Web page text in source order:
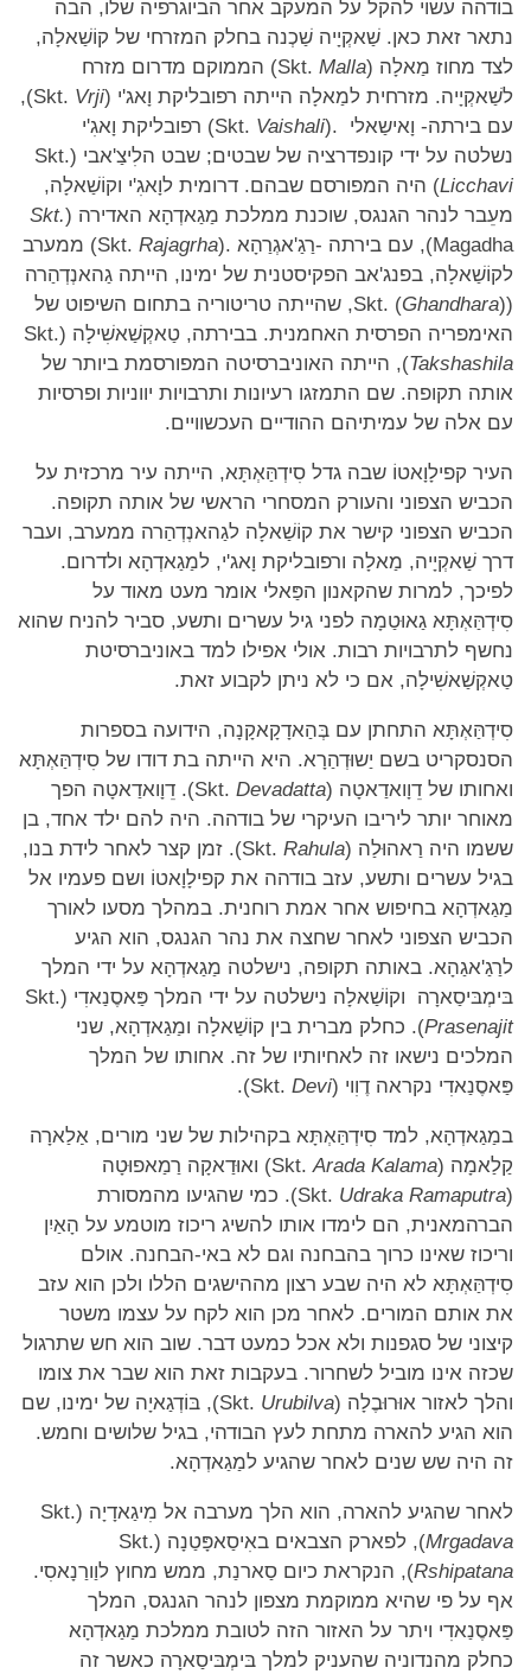
בודהה עשוי להקל על המעקב אחר הביוגרפיה שלו, הבה
נתאר זאת כאן. שַׁאקְיָיה שַׁכְנה בחלק המזרחי של קוֹשַׁאלָה,
לצד מחוז מַאלָה (Skt.Malla
) הממוקם מדרום מזרח
לשַׁאקְיָיה. מזרחית למַאלָה הייתה רפובליקת וָאג'י (Skt.Vrji
),
עם בירתה- וָאישַאלי .(Skt.Vaishali
) רפובליקת וָאגִ'י
נשלטה על ידי קונפדרציה של שבטים; שבט הלִיצַ'אבי (Skt.
Licchavi) היה המפורסם שבהם. דרומית לוָאגִ'י וקוֹשַׁאלָה,
מעֵבר לנהר הגנגס, שוכנת ממלכת מַגַאדְהָא האדירה (Skt.
Magadha), עם בירתה -רַגַ'אגְרַהָא .(Skt.
Rajagrha
) ממערב
לקוֹשַׁאלָה, בפנג'אב הפקיסטנית של ימינו, הייתה גַהאנְדְהַרה
(Skt. (
Ghandhara
), שהייתה טריטוריה בתחום השיפוט של
האימפריה הפרסית האחמנית. בבירתה, טַאקְשַׁאשִׁילָה (Skt.
Takshashila), הייתה האוניברסיטה המפורסמת ביותר של
אותה תקופה. שם התמזגו רעיונות ותרבויות יווניות ופרסיות
עם אלה של עמיתיהם ההודיים העכשוויים.
העיר קפילָוָאטוֹ שבה גדל סִידְהַּאְתָּא, הייתה עיר מרכזית על
הכביש הצפוני והעורק המסחרי הראשי של אותה תקופה.
הכביש הצפוני קישר את קוֹשַׁאלָה לגַהאנְדְהַרה ממערב, ועבר
דרך שַׁאקְיָיה, מַאלָה ורפובליקת וָאג'י, למַגַאדְהָא ולדרום.
לפיכך, למרות שהקאנון הפַּאלי אומר מעט מאוד על
סִידְהַּאְתָּא גַאוּטַמָה לפני גיל עשרים ותשע, סביר להניח שהוא
נחשף לתרבויות רבות. אולי אפילו למד באוניברסיטת
טַאקְשַׁאשִׁילָה, אם כי לא ניתן לקבוע זאת.
סִידְהַּאְתָּא התחתן עם בְּהַאדָקָאקָנָה, הידועה בספרות
הסנסקריט בשם יַשוּדְהַרָא. היא הייתה בת דודו של סִידְהַּאְתָּא
ואחותו של דֵוָואדַאטָה (Skt.Devadatta
). דֵוָואדַאטָה הפך
מאוחר יותר ליריבו העיקרי של בודהה. היה להם ילד אחד, בן
ששמו היה רַאהוּלַה (Skt.Rahula
). זמן קצר לאחר לידת בנו,
בגיל עשרים ותשע, עזב בודהה את קפילָוָאטוֹ ושם פעמיו אל
מַגַאדְהָא בחיפוש אחר אמת רוחנית. במהלך מסעו לאורך
הכביש הצפוני לאחר שחצה את נהר הגנגס, הוא הגיע
לרַגַ'אגַהָא. באותה תקופה, נישלטה מַגַאדְהָא על ידי המלך
בּימְבּיסַארָה וקוֹשַׁאלָה נישלטה על ידי המלך פַּאסֶנַאדִי (Skt.
Prasenajit). כחלק מברית בין קוֹשַׁאלָה ומַגַאדְהָא, שני
המלכים נישאו זה לאחיותיו של זה. אחותו של המלך
פַּאסֶנַאדִי נקראה דֶוִוי (Skt.Devi
).
במַגַאדְהָא, למד סִידְהַּאְתָּא בקהילות של שני מורים, אַלַארָה
קַלַאמָה (Skt.Arada Kalama
) ואוּדַאקָה רַמַאפוּטָה
(Skt.
Udraka Ramaputra
). כמי שהגיעו מהמסורת
הברהמאנית, הם לימדו אותו להשיג ריכוז מוטמע על הָאַיִן
וריכוז שאינו כרוך בהבחנה וגם לא באי-הבחנה. אולם
סִידְהַּאְתָּא לא היה שבע רצון מההישגים הללו ולכן הוא עזב
את אותם המורים. לאחר מכן הוא לקח על עצמו משטר
קיצוני של סגפנות ולא אכל כמעט דבר. שוב הוא חש שתרגול
שכזה אינו מוביל לשחרור. בעקבות זאת הוא שבר את צומו
והלך לאזור אוּרוּבֶלָה (Skt.Urubilva
), בּוֹדְגַאיָה של ימינו, שם
הוא הגיע להארה מתחת לעץ הבודהי, בגיל שלושים וחמש.
זה היה שש שנים לאחר שהגיע למַגַאדְהָא.
לאחר שהגיע להארה, הוא הלך מערבה אל מִיגַאדָיָה (Skt.
Mrgadava), לפארק הצבאים באִיסַאפָּטַנָה (Skt.
Rshipatana), הנקראת כיום סַארנַת, ממש מחוץ לוַורַנָאסִי.
אף על פי שהיא ממוקמת מצפון לנהר הגנגס, המלך
פַּאסֶנַאדִי ויתר על האזור הזה לטובת ממלכת מַגַאדְהָא
כחלק מהנדוניה שהעניק למלך בּימְבּיסַארָה כאשר זה